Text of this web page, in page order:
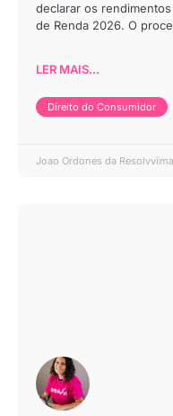
declarar os
de Renda 2026. O
LER MAIS...
Direito do Consumidor
Joao Ordones da Resolvvi